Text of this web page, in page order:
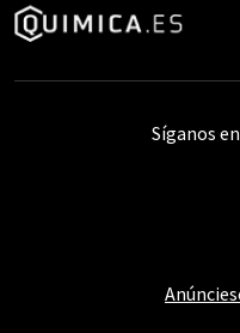
Síganos